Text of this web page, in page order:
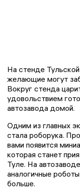
На стенде
желающие могут
Вокруг стенда
удовольствием
автозавода домой.
Одним из главных
стала роборука.
вами появится
которая станет
Туле. На
аналогичные
больше.